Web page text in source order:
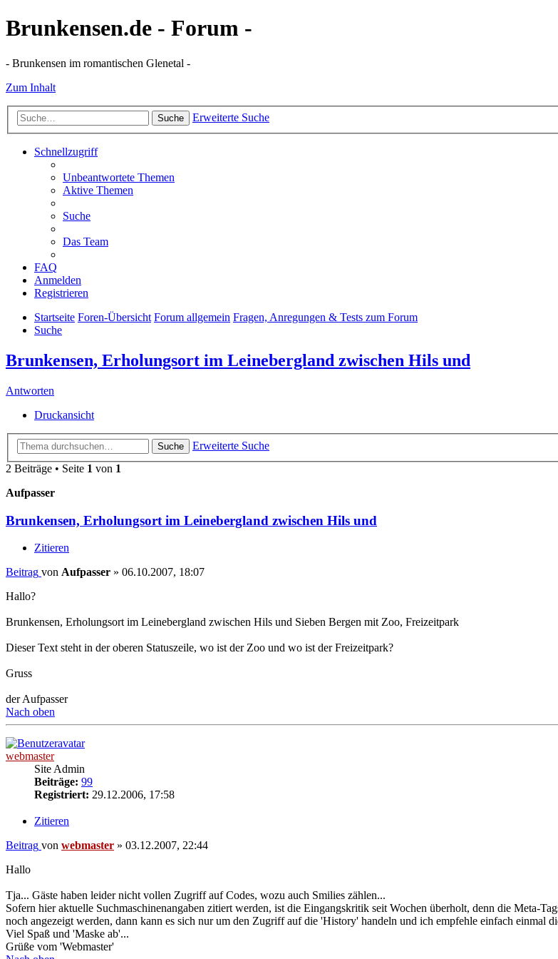
Brunkensen.de - Forum -
- Brunkensen im romantischen Glenetal -
Zum Inhalt
Suche Erweiterte Suche
Schnellzugriff
Unbeantwortete Themen
Aktive Themen
Suche
Das Team
FAQ
Anmelden
Registrieren
Startseite Foren-Übersicht Forum allgemein Fragen, Anregungen & Tests zum Forum
Suche
Brunkensen, Erholungsort im Leinebergland zwischen Hils und
Antworten
Druckansicht
Suche
Erweiterte Suche
2 Beiträge • Seite 1 von 1
Aufpasser
Brunkensen, Erholungsort im Leinebergland zwischen Hils und
Zitieren
Beitrag von Aufpasser » 06.10.2007, 18:07
Hallo?
Brunkensen, Erholungsort im Leinebergland zwischen Hils und Sieben Bergen mit Zoo, Freizeitpark
Dieser Text steht in der oberen Statuszeile, wo ist der Zoo und wo ist der Freizeitpark?
Gruss
der Aufpasser
Nach oben
webmaster
Site Admin
Beiträge: 99
Registriert: 29.12.2006, 17:58
Zitieren
Beitrag von webmaster » 03.12.2007, 22:44
Hallo
Tja... Gäste haben leider nicht vollen Zugriff auf Codes, wozu auch Smilies zählen...
Sofern hier aktuelle Suchmaschinenangaben zitiert werden, ist die Eingangskritik seit Wochen überholt, denn die Meta-
noch angezeigt werden, dann kann es sich nur um den Zugriff auf die 'History' handeln und ich empfehle einfach einmal
Viel Spaß und 'Maske ab'...
Grüße vom 'Webmaster'